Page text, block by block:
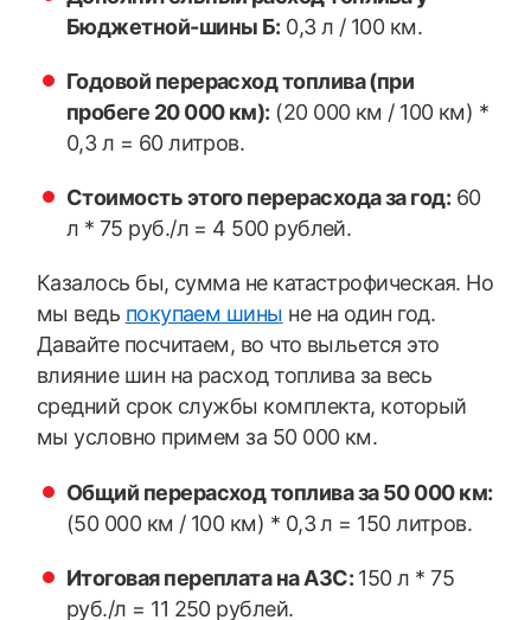
ЗИМНИЕ
ЛЕТНИЕ
ВСЕСЕЗОННЫЕ
ДЛЯ ГРУЗОВЫХ АВТО
ШТАМПОВАНЫЕ
Бюджетной-шины Б: 0,3 л / 100 км.
Годовой перерасход топлива (при
пробеге 20 000 км): (20 000 км / 100 км) *
0,3 л = 60 литров.
Стоимость этого перерасхода за год: 60
л * 75 руб./л = 4 500 рублей.
Казалось бы, сумма не катастрофическая. Но
мы ведь покупаем шины не на один год.
Давайте посчитаем, во что выльется это
влияние шин на расход топлива за весь
средний срок службы комплекта, который
мы условно примем за 50 000 км.
Общий перерасход топлива за 50 000 км:
(50 000 км / 100 км) * 0,3 л = 150 литров.
Итоговая переплата на АЗС:150 л * 75
руб./л = 11 250 рублей.